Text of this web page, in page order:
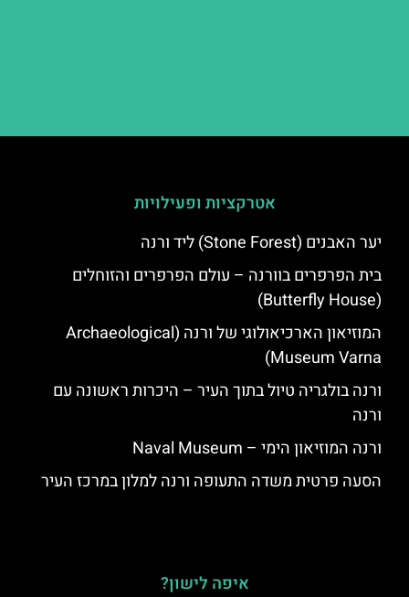
אטרקציות ופעילויות
יער האבנים (Stone Forest) ליד ורנה
בית הפרפרים בוורנה – עולם הפרפרים והזוחלים
(Butterfly House)
המוזיאון הארכיאולוגי של ורנה (Archaeological
Museum Varna)
ורנה בולגריה טיול בתוך העיר – היכרות ראשונה עם
ורנה
ורנה המוזיאון הימי – Naval Museum
הסעה פרטית משדה התעופה ורנה למלון במרכז העיר
איפה לישון?